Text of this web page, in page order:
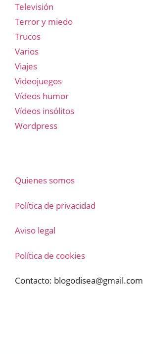
Televisión
Terror y miedo
Trucos
Varios
Viajes
Videojuegos
Vídeos humor
Vídeos insólitos
Wordpress
Quienes somos
Política de privacidad
Aviso legal
Política de cookies
Contacto: blogodisea@gmail.com